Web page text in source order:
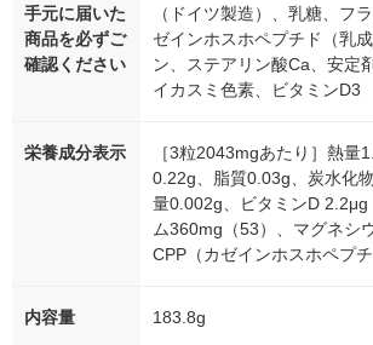
手元に届いた
商品を必ずご
確認ください
（ドイツ製造）、乳糖、フ
ゼインホスホペプチド（乳
ン、ステアリン酸Ca、安定
イカスミ色素、ビタミンD3
栄養成分表示
［3粒2043mgあたり］熱量
0.22g、脂質0.03g、炭水化
量0.002g、ビタミンD 2.2μg
ム360mg（53）、マグネシ
CPP（カゼインホスホペプ
内容量 183.8g